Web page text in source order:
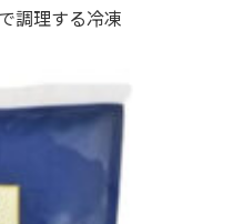
調理する冷凍